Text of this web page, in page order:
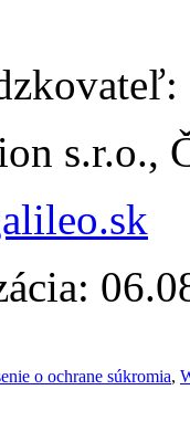
s.r.o.,
o ochrane súkromia,